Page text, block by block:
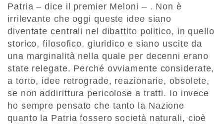
Patria – dice il premier Meloni – . Non è
irrilevante che oggi queste idee siano
diventate centrali nel dibattito politico, in quello
storico, filosofico, giuridico e siano uscite da
una marginalità nella quale per decenni erano
state relegate. Perché ovviamente considerate,
a torto, idee retrograde, reazionarie, obsolete,
se non addirittura pericolose a tratti. Io invece
ho sempre pensato che tanto la Nazione
quanto la Patria fossero società naturali, cioè